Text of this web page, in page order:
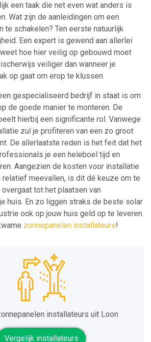
een taak die net even wat anders is
Wat zijn de aanleidingen om een
te schakelen? Ten eerste natuurlijk
Een expert is gewend aan allerlei
hoe hier veilig op gebouwd moet
veiliger dan wanneer je
op gaat om erop te klussen.
gespecialiseerd bedrijf in staat is om
de goede manier te monteren. De
hierbij een significante rol. Vanwege
zul je profiteren van een zo groot
De allerlaatste reden is het feit dat het
je een heleboel tijd en
Aangezien de kosten voor installatie
relatief meevallen, is dit dé keuze om te
tot het plaatsen van
huis. En zo liggen straks de beste solar
ook op jouw huis geld op te leveren.
zonnepanelen installateurs!
installateurs uit Loon
Vergelijk installateurs